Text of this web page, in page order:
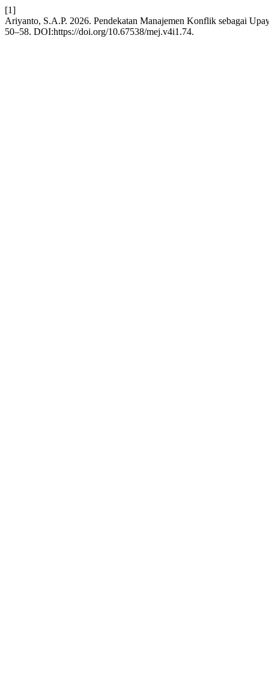
[1]
Ariyanto, S.A.P. 2026. Pendekatan Manajemen Konflik sebagai
50–58. DOI:https://doi.org/10.67538/mej.v4i1.74.